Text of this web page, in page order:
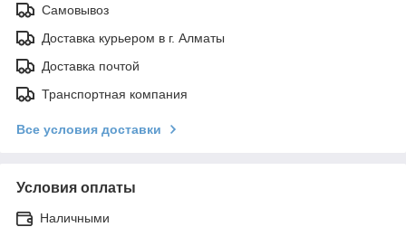
Самовывоз
Доставка курьером в г. Алматы
Доставка почтой
Транспортная компания
Все условия доставки
Условия оплаты
Наличными